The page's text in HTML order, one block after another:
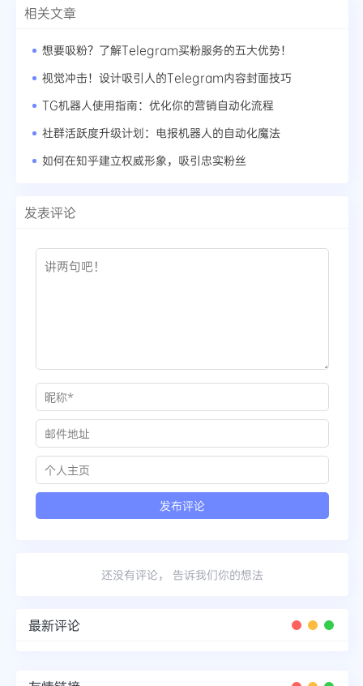
相关文章
想要吸粉？了解Telegram买粉服务的五大优势！
视觉冲击！设计吸引人的Telegram内容封面技巧
TG机器人使用指南：优化你的营销自动化流程
社群活跃度升级计划：电报机器人的自动化魔法
如何在知乎建立权威形象，吸引忠实粉丝
发表评论
还没有评论， 告诉我们你的想法
最新评论